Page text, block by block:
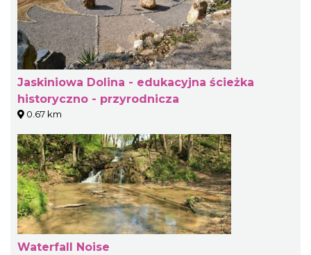
Jaskiniowa Dolina - edukacyjna ścieżka
historyczno - przyrodnicza
0.67 km
Waterfall Noise